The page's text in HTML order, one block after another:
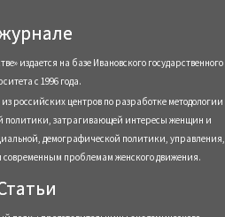
издается на базе Ивановского государственного
с 1996 года.
российских центров по разработке методологии
политики, затрагивающей интересы женщин и
демографической политики, управления,
проблемам женского движения.